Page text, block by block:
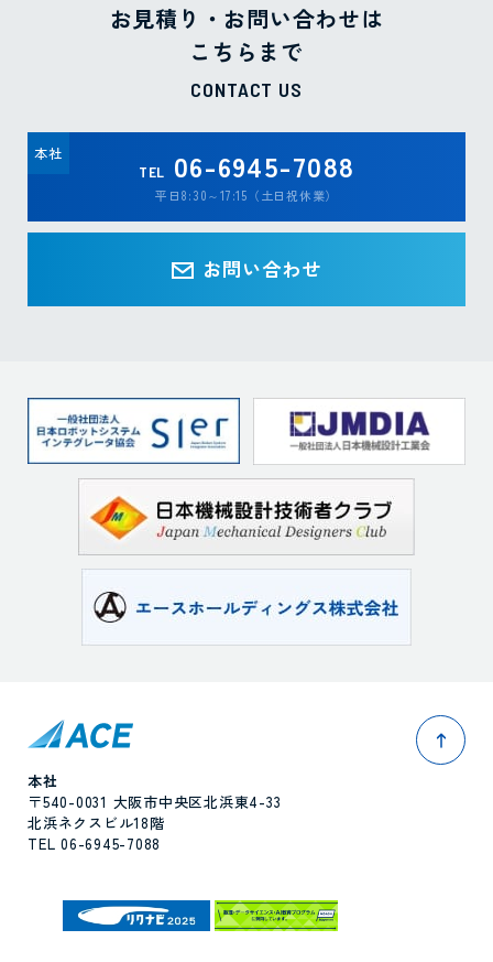
お見積り・お問い合わせは
こちらまで
CONTACT US
本社
TEL 06-6945-7088
平日8:30～17:15（土日祝休業）
お問い合わせ
本社
〒540-0031 大阪市中央区北浜東4-33
北浜ネクスビル18階
TEL 06-6945-7088